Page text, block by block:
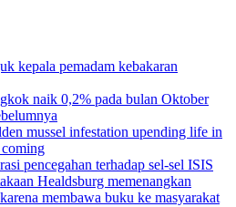
kepala pemadam kebakaran
naik 0,2% pada bulan Oktober
mussel infestation upending life in
pencegahan terhadap sel-sel ISIS
Healdsburg memenangkan
membawa buku ke masyarakat